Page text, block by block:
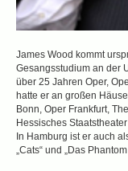
James Wood kommt
Gesangsstudium an der
über 25 Jahren Oper,
hatte er an großen
Bonn, Oper Frankfurt,
Hessisches
In Hamburg ist er auch
„Cats“ und „Das